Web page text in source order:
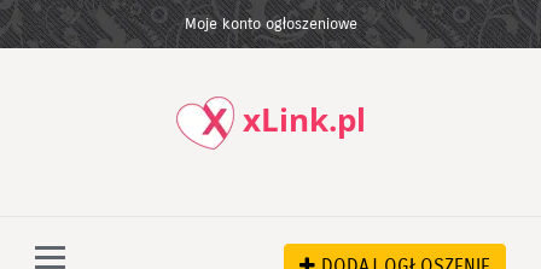
Moje konto ogłoszeniowe
xLink.pl